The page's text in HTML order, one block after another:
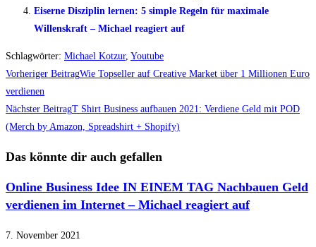
Eiserne Disziplin lernen: 5 simple Regeln für maximale
Willenskraft – Michael reagiert auf
Schlagwörter: Michael Kotzur, Youtube
Weitere
Artikel
ansehen
Vorheriger BeitragWie Topseller auf Creative Market über 1 Millionen Euro
verdienen
Nächster BeitragT Shirt Business aufbauen 2021: Verdiene Geld mit POD
(Merch by Amazon, Spreadshirt + Shopify)
Das könnte dir auch gefallen
Online Business Idee IN EINEM TAG Nachbauen Geld
verdienen im Internet – Michael reagiert auf
7. November 2021